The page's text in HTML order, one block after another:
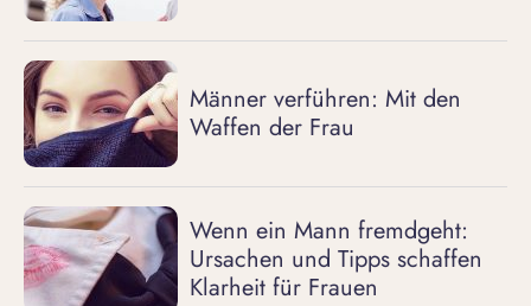
Männer verführen: Mit den
Waffen der Frau
Wenn ein Mann fremdgeht:
Ursachen und Tipps schaffen
Klarheit für Frauen